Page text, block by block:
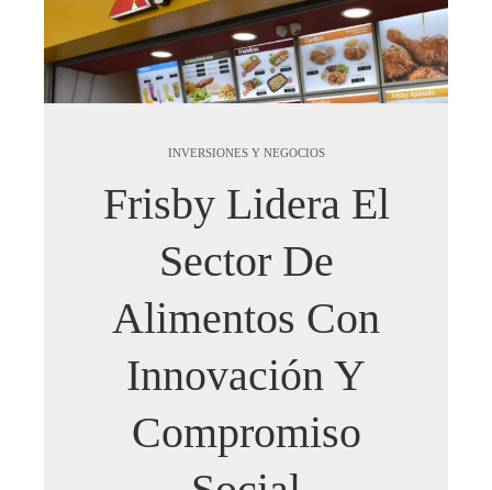
INVERSIONES Y NEGOCIOS
Frisby Lidera El
Sector De
Alimentos Con
Innovación Y
Compromiso